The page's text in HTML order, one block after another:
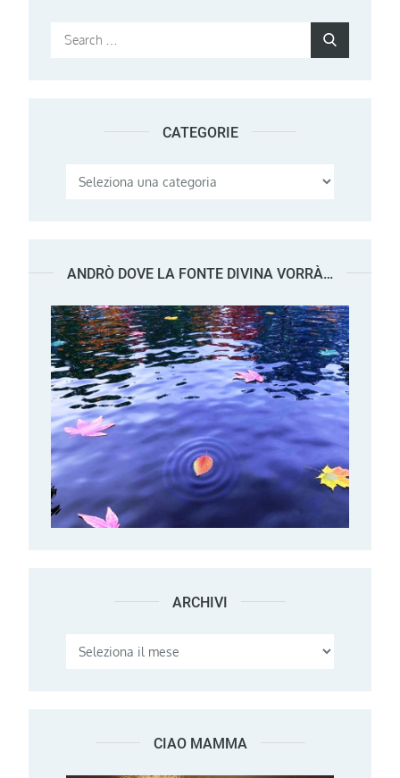
Search
CATEGORIE
Categorie
ANDRÒ DOVE LA FONTE DIVINA VORRÀ…
ARCHIVI Archivi
CIAO MAMMA